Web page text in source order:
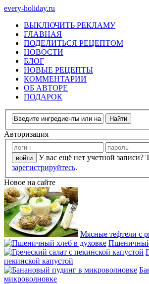
every-holiday.ru
ВЫКЛЮЧИТЬ РЕКЛАМУ
ГЛАВНАЯ
ПОДЕЛИТЬСЯ РЕЦЕПТОМ
НОВОСТИ
БЛОГ
НОВЫЕ РЕЦЕПТЫ
КОММЕНТАРИИ
ОБ АВТОРЕ
ПОДАРОК
Авторизация
У вас ещё нет учетной записи?
зарегистрируйтесь.
Новое на сайте
Мясные тефтели с
Пшеничный
пекинской капустой
микроволновке